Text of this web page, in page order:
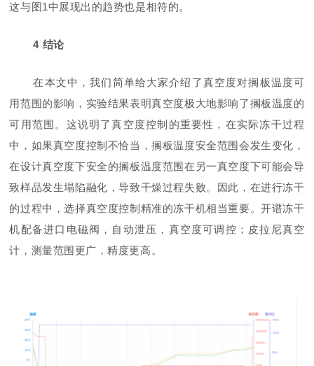
这与图1中展现出的趋势也是相符的。
4 结论
在本文中，我们简单给大家介绍了真空度对搁板温度可
用范围的影响，实验结果表明真空度极大地影响了搁板温度的
可用范围。这说明了真空度控制的重要性，在实际冻干过程
中，如果真空度控制不恰当，搁板温度安全范围会发生变化，
在设计真空度下安全的搁板温度范围在另一真空度下可能会导
致样品发生塌陷融化，导致干燥过程失败。因此，在进行冻干
的过程中，选择真空度控制精准的冻干机相当重要。开谱冻干
机配备进口电磁阀，自动泄压，真空度可调控；皮拉尼真空
计，测量范围更广，精度更高。